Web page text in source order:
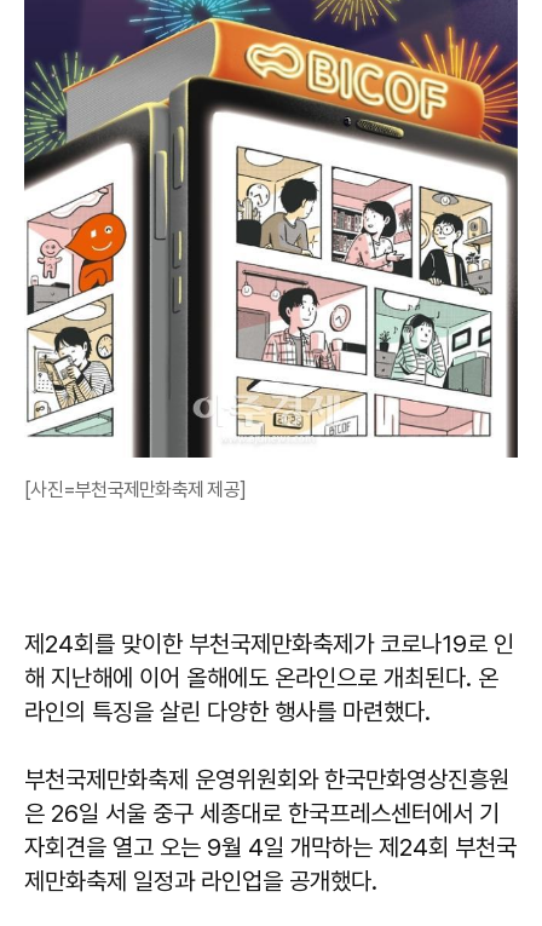
[사진=부천국제만화축제 제공]
제24회를 맞이한 부천국제만화축제가 코로나19로 인
해 지난해에 이어 올해에도 온라인으로 개최된다. 온
라인의 특징을 살린 다양한 행사를 마련했다.
부천국제만화축제 운영위원회와 한국만화영상진흥원
은 26일 서울 중구 세종대로 한국프레스센터에서 기
자회견을 열고 오는 9월 4일 개막하는 제24회 부천국
제만화축제 일정과 라인업을 공개했다.